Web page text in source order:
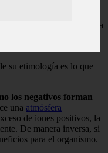
a “ir hacia arriba,
aná) que significa arriba
corresponde al
su etimología es lo que
los negativos forman
una atmósfera
de iones positivos, la
De manera inversa, si
para el organismo.